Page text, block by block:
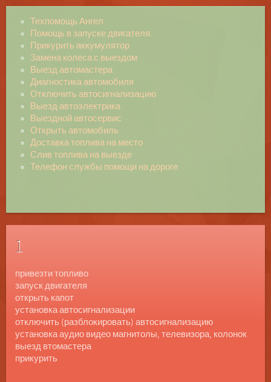
Техпомощь Ангел
Помощь в запуске двигателя.
Прикурить аккумулятор
Замена колеса с выездом
Выезд автомастера
Диагностика автомобиля
Отключить автосигнализацию
Выезд автоэлектрика
Выездной автосервис
Открыть автомобиль
Доставка топлива на место
Слив топлива на выезде
Телефон службы помощи на дороге
1
привезти топливо
запуск двигателя
открыть капот
установка автосигнализации
отключить (разблокировать) автосигнализацию
установка аудио видео магнитолы, телевизора, колонок
выезд втомастера
прикурить